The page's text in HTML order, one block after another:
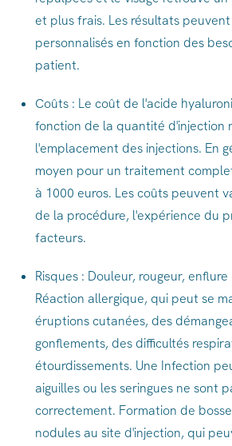
et plus frais. Les résultats
personnalisés en fonction des
patient.
Coûts : Le coût de l'acide
fonction de la quantité d'injection
l'emplacement des injections. En
moyen pour un traitement
à 1000 euros. Les coûts peuvent
de la procédure, l'expérience du
facteurs.
Risques : Douleur, rougeur,
Réaction allergique, qui peut se
éruptions cutanées, des
gonflements, des difficultés
étourdissements. Une Infection
aiguilles ou les seringues ne sont
correctement. Formation de
nodules au site d'injection, qui